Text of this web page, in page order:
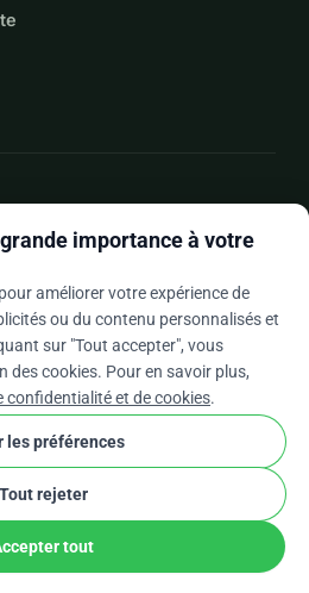
de 500+ avis
Confidentialité et cookies
Paramètres Des Cookies
checkPartenaire Vérifié
importance à votre
améliorer votre expérience de
ou du contenu personnalisés et
sur "Tout accepter", vous
des cookies. Pour en savoir plus,
confidentialité et de cookies.
les préférences
Tout rejeter
tout